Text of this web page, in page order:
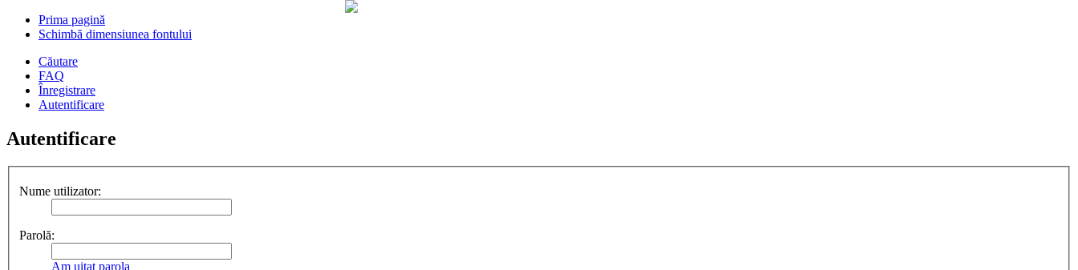
Prima pagină
Schimbă dimensiunea fontului
Căutare
FAQ
Înregistrare
Autentificare
Autentificare
Nume utilizator:
Parolă:
Am uitat parola